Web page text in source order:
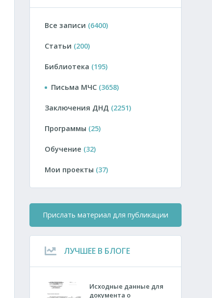
Все записи (6400)
Статьи (200)
Библиотека (195)
Письма МЧС (3658)
Заключения ДНД (2251)
Программы (25)
Обучение (32)
Мои проекты (37)
Прислать материал для публикации
ЛУЧШЕЕ В БЛОГЕ
Исходные данные для
документа о